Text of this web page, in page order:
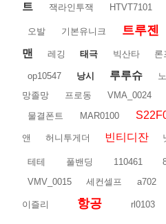
트
잭라인투잭 HTVT7101
오발 기본유니크 트루젠
맨
레깅 태극 빅산타 론
op10547 낭시 루루슈
망졸망
프로동 VMA_0024
물결폰트
MAR0100
앤 허니투게더 빈티디잔
테테 풀밴딩 110461
VMV_0015
세컨셀프 a702
이즐리 항공 rl0103